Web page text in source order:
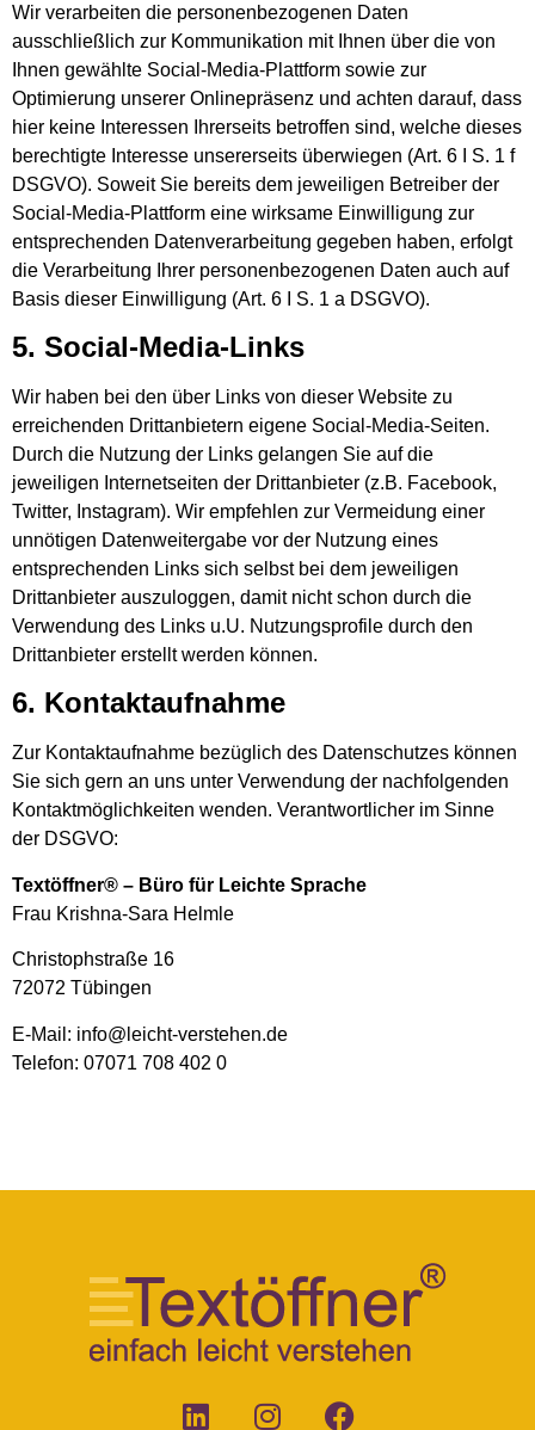
Wir verarbeiten die personenbezogenen Daten
ausschließlich zur Kommunikation mit Ihnen über die von
Ihnen gewählte Social-Media-Plattform sowie zur
Optimierung unserer Onlinepräsenz und achten darauf, dass
hier keine Interessen Ihrerseits betroffen sind, welche dieses
berechtigte Interesse unsererseits überwiegen (Art. 6 I S. 1 f
DSGVO). Soweit Sie bereits dem jeweiligen Betreiber der
Social-Media-Plattform eine wirksame Einwilligung zur
entsprechenden Datenverarbeitung gegeben haben, erfolgt
die Verarbeitung Ihrer personenbezogenen Daten auch auf
Basis dieser Einwilligung (Art. 6 I S. 1 a DSGVO).
5. Social-Media-Links
Wir haben bei den über Links von dieser Website zu
erreichenden Drittanbietern eigene Social-Media-Seiten.
Durch die Nutzung der Links gelangen Sie auf die
jeweiligen Internetseiten der Drittanbieter (z.B. Facebook,
Twitter, Instagram). Wir empfehlen zur Vermeidung einer
unnötigen Datenweitergabe vor der Nutzung eines
entsprechenden Links sich selbst bei dem jeweiligen
Drittanbieter auszuloggen, damit nicht schon durch die
Verwendung des Links u.U. Nutzungsprofile durch den
Drittanbieter erstellt werden können.
6. Kontaktaufnahme
Zur Kontaktaufnahme bezüglich des Datenschutzes können
Sie sich gern an uns unter Verwendung der nachfolgenden
Kontaktmöglichkeiten wenden. Verantwortlicher im Sinne
der DSGVO:
Textöffner® – Büro für Leichte Sprache
Frau Krishna-Sara Helmle
Christophstraße 16
72072 Tübingen
E-Mail: info@leicht-verstehen.de
Telefon: 07071 708 402 0